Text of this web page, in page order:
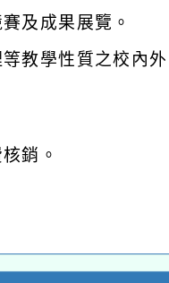
及成果展覽。
教學性質之校內
銷。